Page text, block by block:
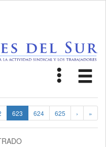
Toggle
623 624 625 › »